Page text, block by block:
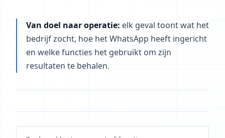
Van doel naar operatie: elk geval toont wat het
bedrijf zocht, hoe het WhatsApp heeft ingericht
en welke functies het gebruikt om zijn
resultaten te behalen.